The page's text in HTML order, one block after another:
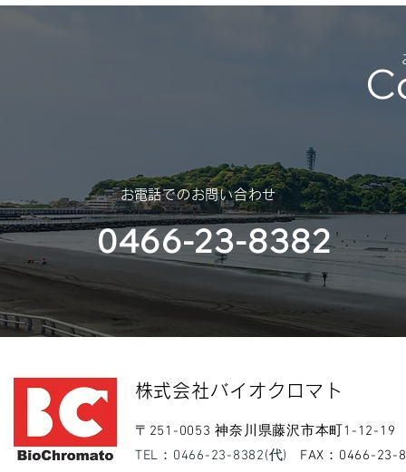
​お電話でのお問い合わせ
0466-23-8382
​株式会社バイオクロマト​
​〒251-0053 神奈川県藤沢市本町1-12-19
​TEL：0466-23-8382(代)
​FAX：0466-23-